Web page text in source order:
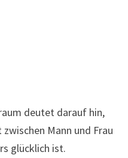
deutet darauf hin,
Mann und Frau
glücklich ist.